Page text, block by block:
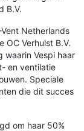
B.V.
Netherlands
OC Verhulst B.V.
waarin Vespi haar
en ventilatie
Speciale
die dit succes
om haar 50%